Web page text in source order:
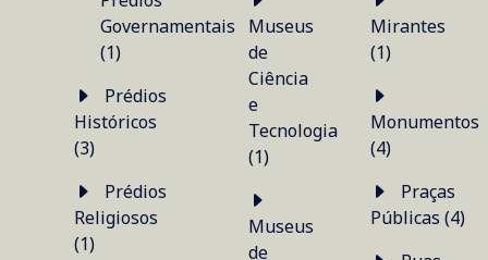
Governamentais
(1)
Históricos
(3)
Religiosos
(1)
Museus
de
Ciência
e
Tecnologia
(1)
Museus
de
Mirantes
(1)
Monumentos
(4)
Públicas (4)